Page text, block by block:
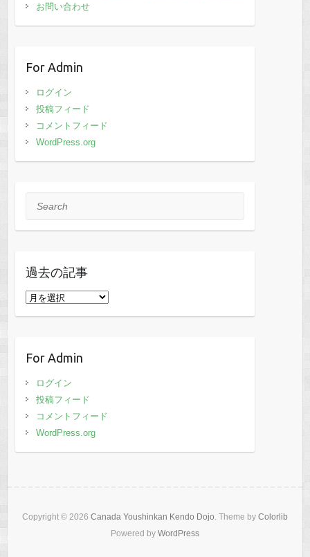
お問い合わせ
For Admin
ログイン
投稿フィード
コメントフィード
WordPress.org
Search
過去の記事
過
事
For Admin
ログイン
投稿フィード
コメントフィード
WordPress.org
Copyright © 2026 Canada Youshinkan Kendo Dojo . Theme by Colorlib
Powered by WordPress